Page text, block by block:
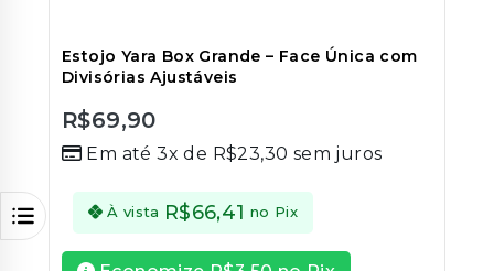
Estojo Yara Box Grande – Face Única com
Divisórias Ajustáveis
out
R$69,90
Em até 3x de R$23,30 sem juros
À vista R$66,41 no Pix